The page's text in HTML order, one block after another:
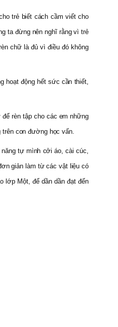
trẻ biết cách cầm viết cho
ta đừng nên nghĩ rằng vì trẻ
chữ là đủ vì điều đó không
hoạt động hết sức cần thiết,
rèn tập cho các em những
con đường học vấn.
tự mình cởi áo, cài cúc,
giản làm từ các vật liệu có
lớp Một, để dần dần đạt đến